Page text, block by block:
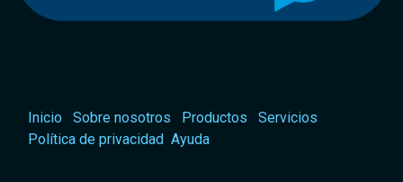
Inicio Sobre nosotros Productos
Servicios
Política de privacidad Ayuda